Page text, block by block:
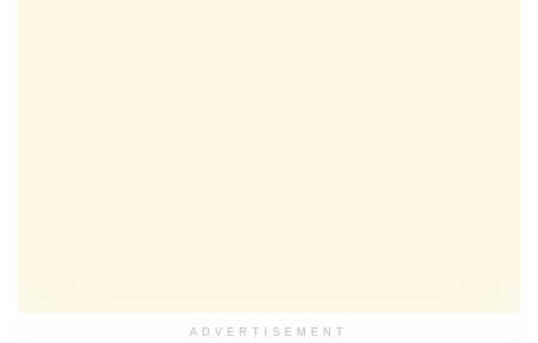
ADVERTISEMENT